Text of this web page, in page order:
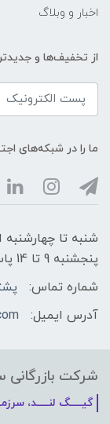
اخبار و وبلاگ
از تخفیف‌ها و
ما را در شبکه‌های
پنجشنبه 9 تا 14 پاسخگوی شما هستیم.
شماره تماس:
آدرس ایمیل:
شرکت بازرگانی
گیـــــگ لنـــــد،